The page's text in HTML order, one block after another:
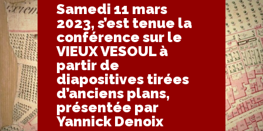
Samedi 11 mars
2023, s’est tenue la
conférence sur le
VIEUX VESOUL à
partir de
diapositives tirées
d’anciens plans,
présentée par
Yannick Denoix